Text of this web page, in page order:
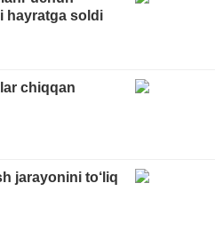
hayratga soldi
chiqqan
jarayonini to‘liq